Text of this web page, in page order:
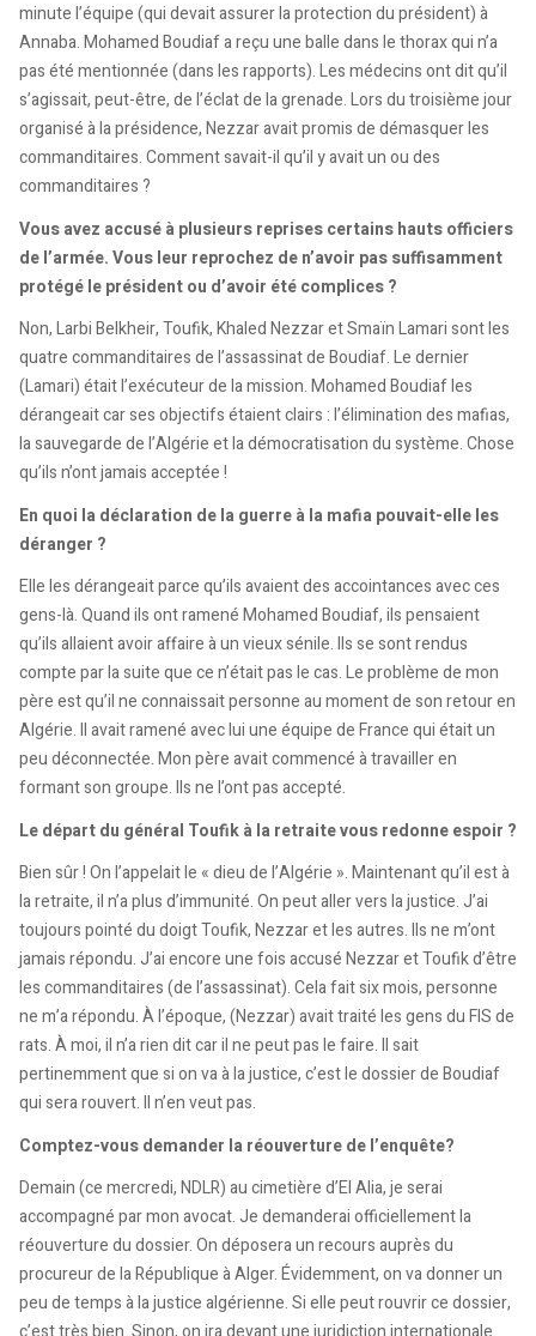
minute l’équipe (qui devait assurer la protection du président) à
Annaba. Mohamed Boudiaf a reçu une balle dans le thorax qui n’a
pas été mentionnée (dans les rapports). Les médecins ont dit qu’il
s’agissait, peut-être, de l’éclat de la grenade. Lors du troisième jour
organisé à la présidence, Nezzar avait promis de démasquer les
commanditaires. Comment savait-il qu’il y avait un ou des
commanditaires ?
Vous avez accusé à plusieurs reprises certains hauts officiers
de l’armée. Vous leur reprochez de n’avoir pas suffisamment
protégé le président ou d’avoir été complices ?
Non, Larbi Belkheir, Toufik, Khaled Nezzar et Smaïn Lamari sont les
quatre commanditaires de l’assassinat de Boudiaf. Le dernier
(Lamari) était l’exécuteur de la mission. Mohamed Boudiaf les
dérangeait car ses objectifs étaient clairs : l’élimination des mafias,
la sauvegarde de l’Algérie et la démocratisation du système. Chose
qu’ils n’ont jamais acceptée !
En quoi la déclaration de la guerre à la mafia pouvait-elle les
déranger ?
Elle les dérangeait parce qu’ils avaient des accointances avec ces
gens-là. Quand ils ont ramené Mohamed Boudiaf, ils pensaient
qu’ils allaient avoir affaire à un vieux sénile. Ils se sont rendus
compte par la suite que ce n’était pas le cas. Le problème de mon
père est qu’il ne connaissait personne au moment de son retour en
Algérie. Il avait ramené avec lui une équipe de France qui était un
peu déconnectée. Mon père avait commencé à travailler en
formant son groupe. Ils ne l’ont pas accepté.
Le départ du général Toufik à la retraite vous redonne espoir ?
Bien sûr ! On l’appelait le « dieu de l’Algérie ». Maintenant qu’il est à
la retraite, il n’a plus d’immunité. On peut aller vers la justice. J’ai
toujours pointé du doigt Toufik, Nezzar et les autres. Ils ne m’ont
jamais répondu. J’ai encore une fois accusé Nezzar et Toufik d’être
les commanditaires (de l’assassinat). Cela fait six mois, personne
ne m’a répondu. À l’époque, (Nezzar) avait traité les gens du FIS de
rats. À moi, il n’a rien dit car il ne peut pas le faire. Il sait
pertinemment que si on va à la justice, c’est le dossier de Boudiaf
qui sera rouvert. Il n’en veut pas.
Comptez-vous demander la réouverture de l’enquête?
Demain (ce mercredi, NDLR) au cimetière d’El Alia, je serai
accompagné par mon avocat. Je demanderai officiellement la
réouverture du dossier. On déposera un recours auprès du
procureur de la République à Alger. Évidemment, on va donner un
peu de temps à la justice algérienne. Si elle peut rouvrir ce dossier,